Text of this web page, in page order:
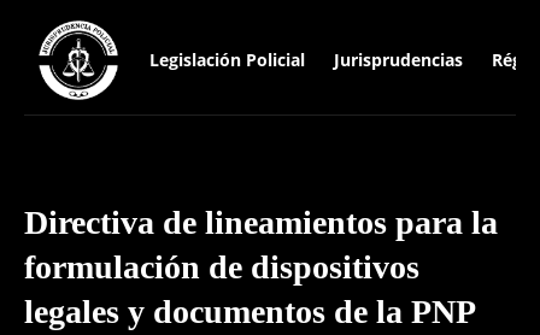
Legislación Policial Jurisprudencias
Directiva de lineamientos para la
formulación de dispositivos
legales y documentos de la PNP